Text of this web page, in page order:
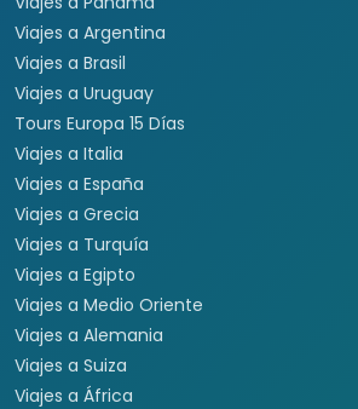
Viajes a Argentina
Viajes a Brasil
Viajes a Uruguay
Tours Europa 15 Días
Viajes a Italia
Viajes a España
Viajes a Grecia
Viajes a Turquía
Viajes a Egipto
Viajes a Medio Oriente
Viajes a Alemania
Viajes a Suiza
Viajes a África